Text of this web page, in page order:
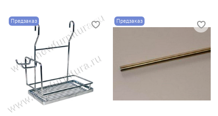
Предзаказ Предзаказ